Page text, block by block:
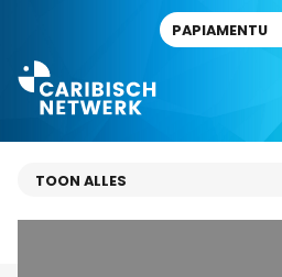
PAPIAMENTU